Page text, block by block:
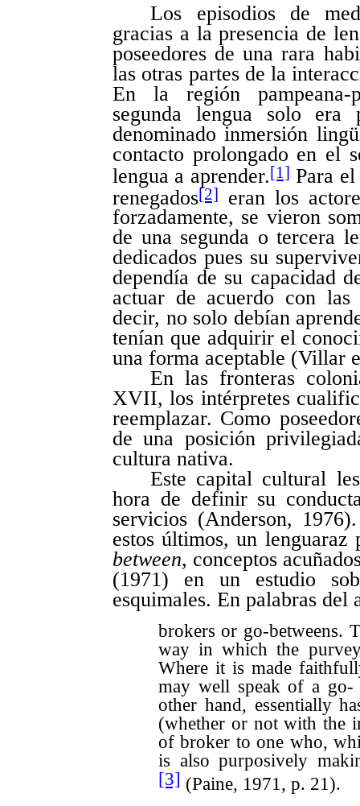
Los episodios de
gracias a la presencia de
poseedores de una rara
las otras partes de la
En la región
segunda
lengua solo era
denominado inmersión
contacto prolongado en el
lengua a aprender.[1] Para
renegados[2] eran los
forzadamente, se vieron
de una segunda o tercera
dedicados pues su
dependía de su capacidad
actuar de acuerdo con las
decir, no solo debían
tenían que adquirir el
una forma aceptable (Villar
En las fronteras
XVII, los intérpretes
reemplazar. Como
de una posición
cultura nativa.
Este capital cultural
hora de definir su
servicios (Anderson,
estos últimos, un
between, conceptos
(1971) en un estudio
esquimales. En palabras del
brokers or go-betweens.
way in which the
Where it is made
may well speak of a go-
other hand, essentially
(whether or not with the
of broker to one who,
is also purposively
[3] (Paine, 1971, p. 21).